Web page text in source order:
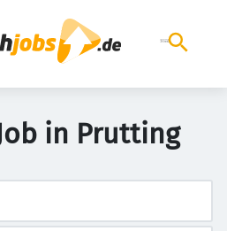
in Prutting